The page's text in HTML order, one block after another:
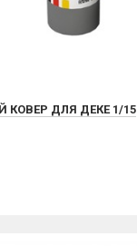
ДЛЯ ДЕКЕ 1/15